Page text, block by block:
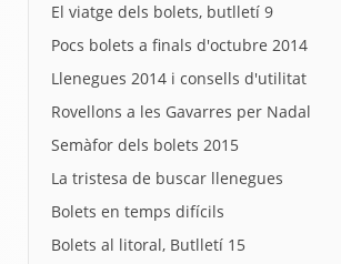
El viatge dels bolets, butlletí 9
Pocs bolets a finals d'octubre 2014
Llenegues 2014 i consells d'utilitat
Rovellons a les Gavarres per Nadal
Semàfor dels bolets 2015
La tristesa de buscar llenegues
Bolets en temps difícils
Bolets al litoral, Butlletí 15